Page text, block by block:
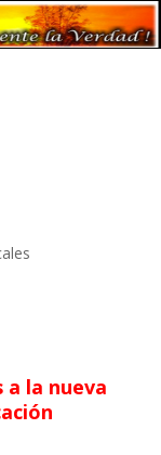
a la nueva